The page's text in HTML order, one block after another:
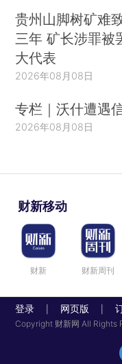
贵州山脚树矿难
三年 矿长涉罪被
大代表
2026年08月08日
专栏｜沃什遭遇
2026年08月08日
财新移动
财新 财新周刊
登录 网页版
Copyright 财新网 All Rights